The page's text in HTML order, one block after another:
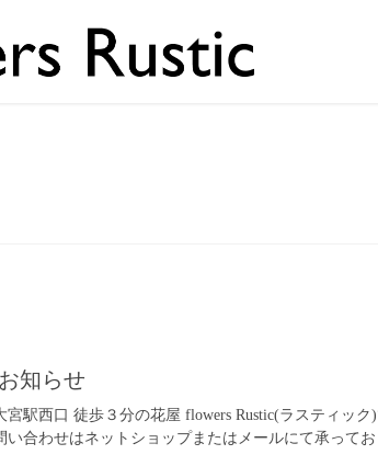
知らせ
宮駅西口 徒歩３分の花屋 flowers Rustic(ラスティッ
い合わせはネットショップまたはメールにて承って